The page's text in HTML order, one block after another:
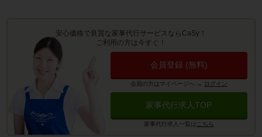
安心価格で良質な家事代行サービスならCaSy！
ご利用の方は今すぐ！
会員登録 (無料)
会員の方はマイページへ → ログイン
家事代行求人TOP
家事代行求人一覧は こちら